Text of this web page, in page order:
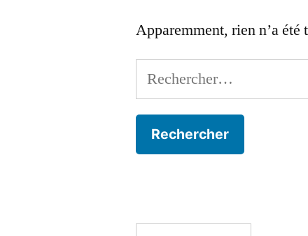
Apparemment, rien n’a été
Rechercher :